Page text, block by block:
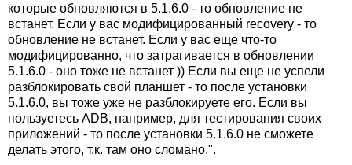
которые обновляются в 5.1.6.0 - то обновление не
встанет. Если у вас модифицированный recovery - то
обновление не встанет. Если у вас еще что-то
модифицированно, что затрагивается в обновлении
5.1.6.0 - оно тоже не встанет )) Если вы еще не успели
разблокировать свой планшет - то после установки
5.1.6.0, вы тоже уже не разблокируете его. Если вы
пользуетесь ADB, например, для тестирования своих
приложений - то после установки 5.1.6.0 не сможете
делать этого, т.к. там оно сломано.".